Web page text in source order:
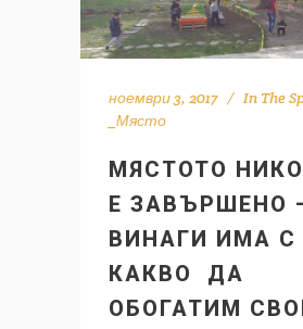
ноември 3, 2017 In The
_Място
МЯСТОТО
Е ЗАВЪРШЕНО
ВИНАГИ ИМА С
КАКВО ДА
ОБОГАТИМ